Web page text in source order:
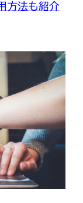
方法も紹介